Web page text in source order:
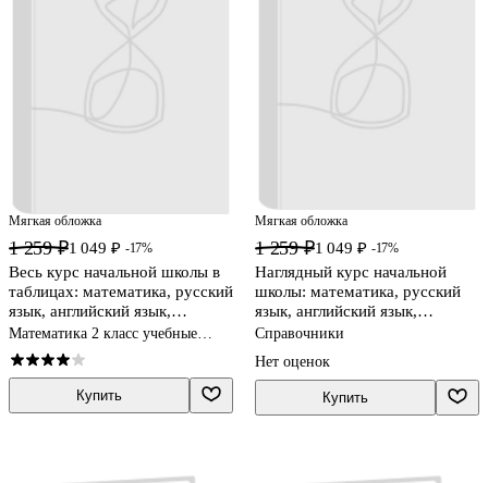
Мягкая обложка
1 259 ₽1 049 ₽ -17%
Весь курс начальной школы в
таблицах: математика, русский
язык, английский язык,
окружающий мир
Математика 2 класс учебные
пособия
Купить
Мягкая обложка
1 259 ₽1 049 ₽ -17%
Наглядный курс начальной
школы: математика, русский
язык, английский язык,
окружающий мир
Справочники
Нет оценок
Купить